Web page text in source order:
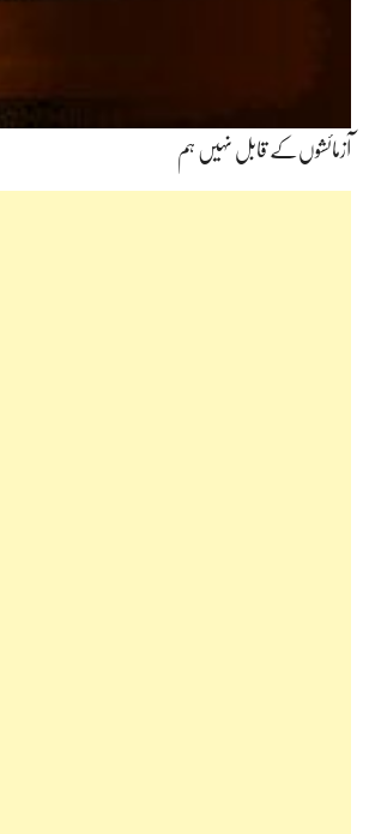
آزمائشوں‌کے قابل نہیں ہم